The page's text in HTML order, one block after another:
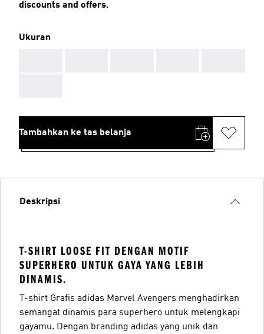
discounts and offers.
Ukuran
Tambahkan ke tas belanja
Deskripsi
T-SHIRT LOOSE FIT DENGAN MOTIF
SUPERHERO UNTUK GAYA YANG LEBIH
DINAMIS.
T-shirt Grafis adidas Marvel Avengers menghadirkan
semangat dinamis para superhero untuk melengkapi
gayamu. Dengan branding adidas yang unik dan